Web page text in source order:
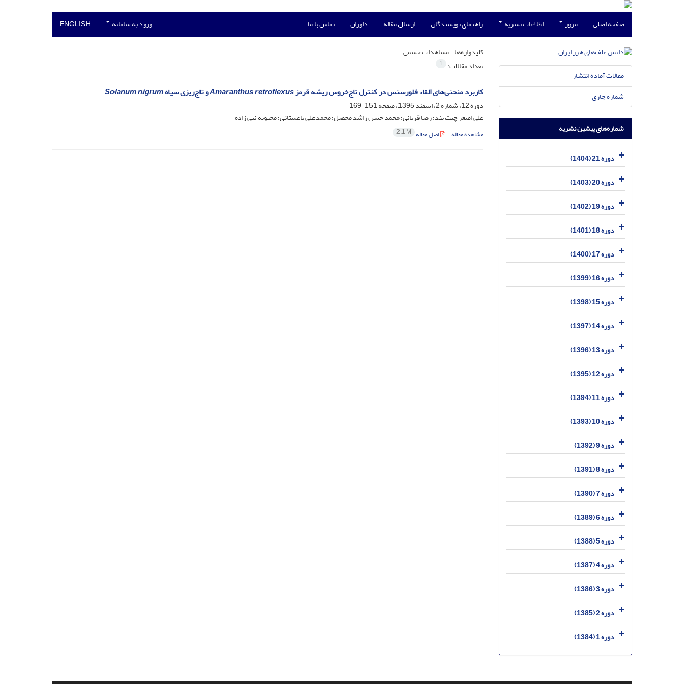
صفحه اصلی مرور اطلاعات نشریه راهنمای نویسندگان ارسال مقاله داوران تماس با ما ورود به سامانه ENGLISH
کلیدواژه‌ها =مشاهدات چشمی
تعداد مقالات: 1
کاربرد منحنی‌های القاء فلورسنس در کنترل تاج‌خروس ریشه قرمزAmaranthus retroflexusو تاج‌ریزی سیاهSolanum nigrum
دوره 12، شماره 2، اسفند 1395، صفحه
151-169
علی اصغر چیت بند؛ رضا قربانی؛ محمد حسن راشد محصل؛ محمدعلی باغستانی؛ محبوبه نبی زاده
مشاهده مقاله اصل مقاله 2.1 M
مقالات آماده انتشار
شماره جاری
شماره‌های پیشین نشریه
دوره 21 (1404)
دوره 20 (1403)
دوره 19 (1402)
دوره 18 (1401)
دوره 17 (1400)
دوره 16 (1399)
دوره 15 (1398)
دوره 14 (1397)
دوره 13 (1396)
دوره 12 (1395)
دوره 11 (1394)
دوره 10 (1393)
دوره 9 (1392)
دوره 8 (1391)
دوره 7 (1390)
دوره 6 (1389)
دوره 5 (1388)
دوره 4 (1387)
دوره 3 (1386)
دوره 2 (1385)
دوره 1 (1384)